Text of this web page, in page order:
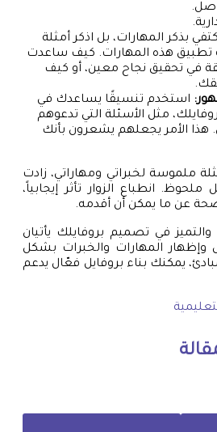
بذكر المهارات، بل اذكر أمثلة
تطبيق هذه المهارات. كيف ساعدت
في تحقيق نجاح معين، أو كيف
استخدم تنسيقًا يساعدك في
مثل الأسئلة التي تدعوهم
هذا الأمر يجعلهم يشعرون بأنك
ملموسة لخبراتي ومهاراتي، زادت
انطباع الزوار تأثر إيجابياً،
عن ما يمكن أن أقدمه.
والتميز في تصميم بروفايلك يأتيان
وإظهار المهارات والخبرات بشكل
يمكنك بناء بروفايل فعّال يدعم